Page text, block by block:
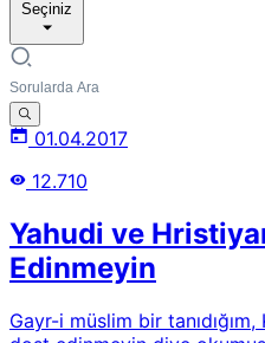
Seçiniz
01.04.2017
12.710
Yahudi ve
Edinmeyin
Gayr-i müslim bir